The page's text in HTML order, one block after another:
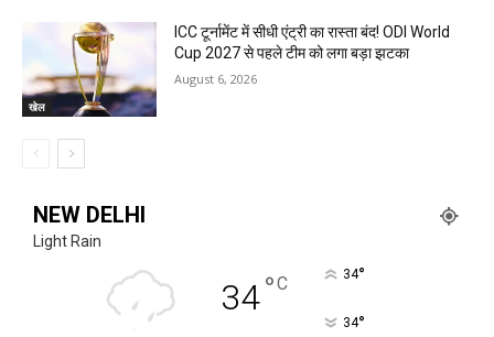
खेल
ICC टूर्नामेंट में सीधी एंट्री का रास्ता बंद! ODI World
Cup 2027 से पहले टीम को लगा बड़ा झटका
August 6, 2026
NEW DELHI
Light Rain
34°C 34°
34°